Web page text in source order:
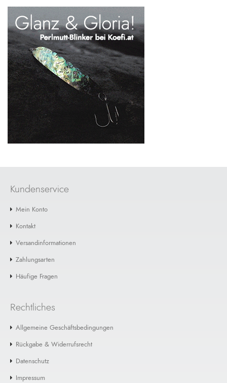
Kundenservice
Mein Konto
Kontakt
Versandinformationen
Zahlungsarten
Häufige Fragen
Rechtliches
Allgemeine Geschäftsbedingungen
Rückgabe & Widerrufsrecht
Datenschutz
Impressum